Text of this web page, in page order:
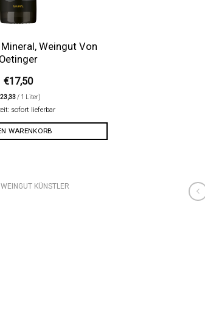
Weingut Von
Oetinger
€17,50
23,33/ 1 Liter)
sofort lieferbar
WARENKORB
WEINGUT KÜNSTLER